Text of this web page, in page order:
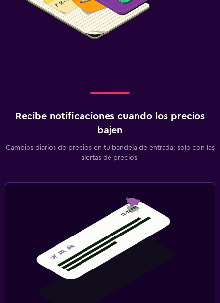
Recibe notificaciones cuando los precios
bajen
Cambios diarios de precios en tu bandeja de entrada: solo con las
alertas de precios.